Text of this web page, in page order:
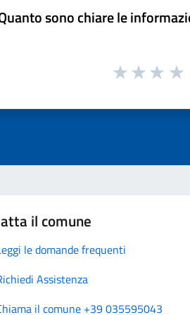
sono chiare le
il comune
le domande frequenti
Assistenza
il comune +39 035595043